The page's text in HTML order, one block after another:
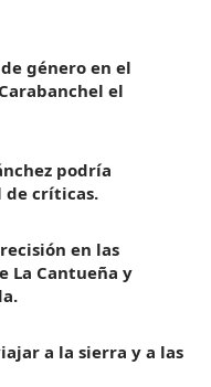
género en el
el
podría
de críticas.
en las
La Cantueña y
a la sierra y a las